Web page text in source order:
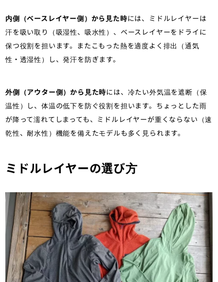
内側（ベースレイヤー側）から見た時には、ミドルレイヤーは
汗を吸い取り（吸湿性、吸水性）、ベースレイヤーをドライに
保つ役割を担います。またこもった熱を適度よく排出（通気
性・透湿性）し、発汗を防ぎます。
外側（アウター側）から見た時には、冷たい外気温を遮断（保
温性）し、体温の低下を防ぐ役割を担います。ちょっとした雨
が降って濡れてしまっても、ミドルレイヤーが重くならない（速
乾性、耐水性）機能を備えたモデルも多く見られます。
ミドルレイヤーの選び方